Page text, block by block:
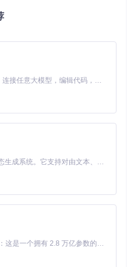
通的操作指南
，在终端执行：
"启用缓存加速"选项，这将
上。
择用户文件夹(~)，然后点
工具会自动检测重复文件、
Claude Code 的开源替代方案。连接任意大模型，编辑代码，运行命令，自动验证 — 全自动执行。用 Rust 构建，极致性能。 ｜ An open-source alternative to Claude Code. Connect any LLM, edit code, run commands, and verify changes — autonomously. Built in Rust for speed. Get Started
MiniMax H3 是一个通用的全模态生成系统。它支持对由文本、图像、视频和音频组成的多模态上下文进行统一理解，并能生成分辨率高达 2K、时长可达 15 秒的带原生立体声音频的视频。得益于面向任务泛化的系统设计，H3 在预训练阶段就已具备广泛的多模态上下文理解与生成能力，能够出色地执行复杂的多模态指令。
Kimi K3 是Kimi能力最强的模型：这是一个拥有 2.8 万亿参数的混合专家（MoE）模型，具备原生视觉理解能力，并支持 100 万 token 的上下文窗口。